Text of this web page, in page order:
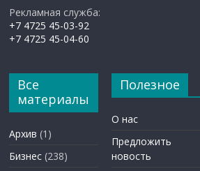
Рекламная служба:
+7 4725 45-03-92
+7 4725 45-04-60
Все
материалы
Архив (1)
Бизнес (238)
Полезное
О нас
Предложить
новость